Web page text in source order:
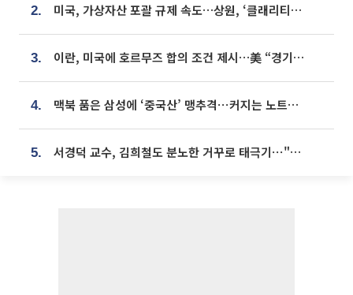
2. 미국, 가상자산 포괄 규제 속도…상원, ‘클래리티법’ 9월 절차투표 추진
3. 이란, 미국에 호르무즈 합의 조건 제시…美 “경기 아직 안 끝나” [종합]
4. 맥북 품은 삼성에 ‘중국산’ 맹추격⋯커지는 노트북 OLED 시장
5. 서경덕 교수, 김희철도 분노한 거꾸로 태극기⋯"엉터리는 아냐, 아쉬울 뿐"